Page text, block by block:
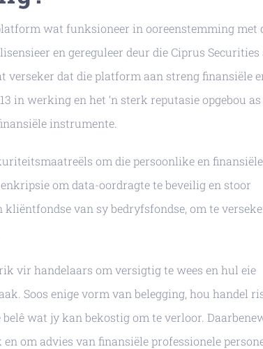
wat funksioneer in ooreenstemming met
en gereguleer deur die Ciprus Securities
verseker dat die platform aan streng finansiële
in werking en het ‘n sterk reputasie opgebou as
instrumente.
om die persoonlike en finansiële
om data-oordragte te beveilig en stoor
van sy bedryfsfondse, om te
vir handelaars om versigtig te wees en hul eie
Soos enige vorm van belegging, hou handel
wat jy kan bekostig om te verloor.
om advies van finansiële professionele